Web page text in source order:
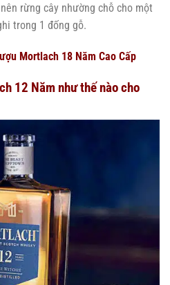
rừng cây nhường chỗ cho một
trong 1 đống gỗ.
Mortlach 18 Năm Cao Cấp
12 Năm như thế nào cho